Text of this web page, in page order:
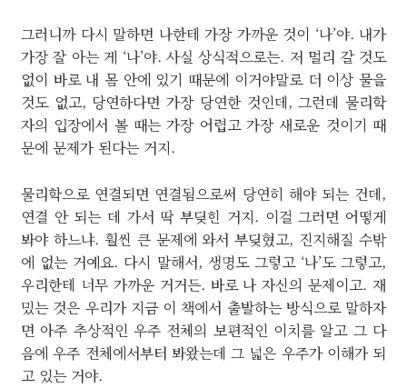
그러니까 다시 말하면 나한테 가장 가까운 것이 ‘나’야. 내가
가장 잘 아는 게 ‘나’야. 사실 상식적으로는. 저 멀리 갈 것도
없이 바로 내 몸 안에 있기 때문에 이거야말로 더 이상 물을
것도 없고, 당연하다면 가장 당연한 것인데, 그런데 물리학
자의 입장에서 볼 때는 가장 어렵고 가장 새로운 것이기 때
문에 문제가 된다는 거지.
물리학으로 연결되면 연결됨으로써 당연히 해야 되는 건데,
연결 안 되는 데 가서 딱 부딪힌 거지. 이걸 그러면 어떻게
봐야 하느냐. 훨씬 큰 문제에 와서 부딪혔고, 진지해질 수밖
에 없는 거예요. 다시 말해서, 생명도 그렇고 ‘나’도 그렇고,
우리한테 너무 가까운 거거든. 바로 나 자신의 문제이고. 재
밌는 것은 우리가 지금 이 책에서 출발하는 방식으로 말하자
면 아주 추상적인 우주 전체의 보편적인 이치를 알고 그 다
음에 우주 전체에서부터 봐왔는데 그 넓은 우주가 이해가 되
고 있는 거야.